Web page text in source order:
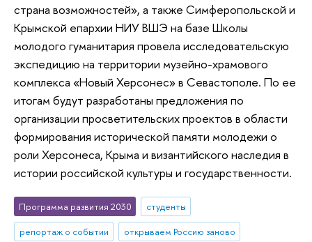
страна возможностей», а также Симферопольской и
Крымской епархии НИУ ВШЭ на базе Школы
молодого гуманитария провела исследовательскую
экспедицию на территории музейно-храмового
комплекса «Новый Херсонес» в Севастополе. По ее
итогам будут разработаны предложения по
организации просветительских проектов в области
формирования исторической памяти молодежи о
роли Херсонеса, Крыма и византийского наследия в
истории российской культуры и государственности.
Программа развития 2030
студенты
репортаж о событии
открываем Россию заново